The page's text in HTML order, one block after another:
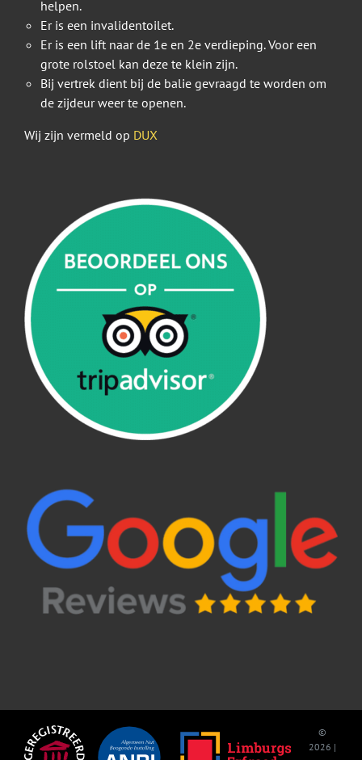
helpen.
Er is een invalidentoilet.
Er is een lift naar de 1e en 2e verdieping. Voor een
grote rolstoel kan deze te klein zijn.
Bij vertrek dient bij de balie gevraagd te worden om
de zijdeur weer te openen.
Wij zijn vermeld op DUX
©
2026 |